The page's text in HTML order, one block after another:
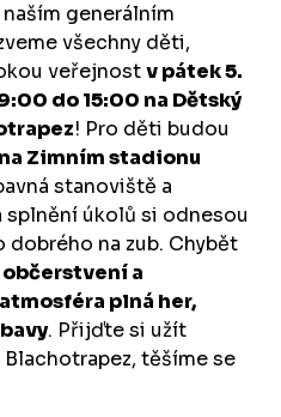
generálním
všechny děti,
veřejnostv pátek 5.
do 15:00 na Dětský
! Pro děti budou
na Zimním stadionu
stanoviště a
splnění úkolů si odnesou
dobrého na zub. Chybět
občerstvení a
plná her,
. Přijďte si užít
Blachotrapez, těšíme se